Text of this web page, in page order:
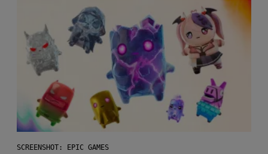
SCREENSHOT: EPIC GAMES